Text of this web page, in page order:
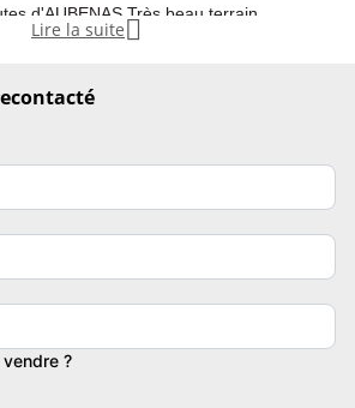
d'AUBENAS Très beau terrain
d'un seul tenant, idéal pour la réalisation
en bordure (eau, électricité, tout-à-l'égout),
il offre une belle vue dégagée sur la
charge du vendeur. Vous pouvez consulter
à l'adresse suivante :
SUD IMMOBILIER
Lire la suite 
?